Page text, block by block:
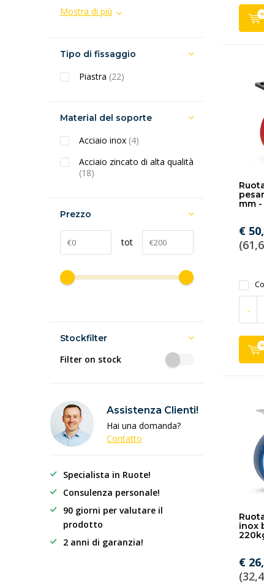
mm
€
-
inox
€
Mostra di più
Tipo di fissaggio
Piastra (22)
Material del soporte
Acciaio inox (4)
Acciaio zincato di alta qualità
(18)
Prezzo
tot
Stockfilter
Filter on stock
Assistenza Clienti!
Hai una domanda?
Contatto
Specialista in Ruote!
Consulenza personale!
90 giorni per valutare il
prodotto
2 anni di garanzia!